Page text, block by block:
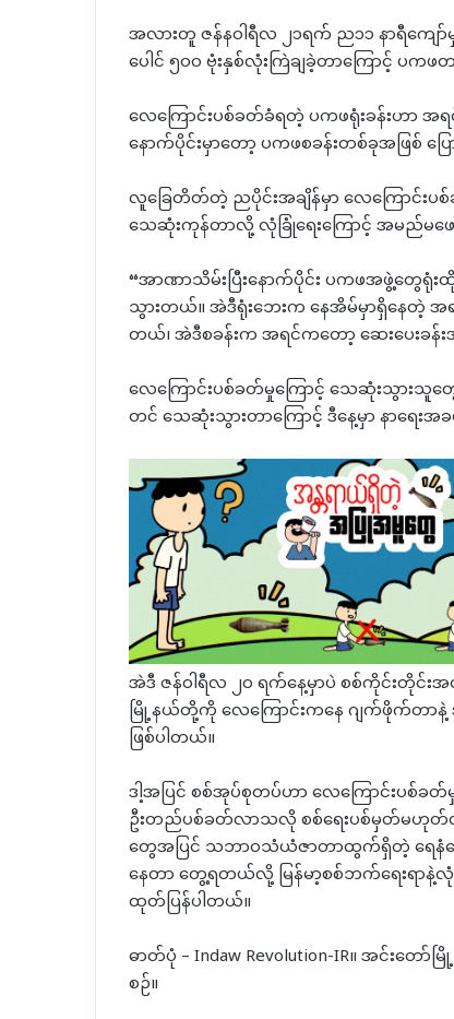
အလားတူ ဇန်နဝါရီလ ၂၁ရက် ည၁၁ နာရီကျ
ပေါင် ၅၀၀ ဗုံးနှစ်လုံးကြဲချခဲ့တာကြောင့် ပ
လေကြောင်းပစ်ခတ်ခံရတဲ့ ပကဖရုံးခန်းဟာ အရ
နောက်ပိုင်းမှာတော့ ပကဖစခန်းတစ်ခုအဖြစ်
လူခြေတိတ်တဲ့ ညပိုင်းအချိန်မှာ လေကြောင်း
သေဆုံးကုန်တာလို့ လုံခြုံရေးကြောင့် အမည်မဖ
“အာဏာသိမ်းပြီးနောက်ပိုင်း ပကဖအဖွဲ့တွေရုံး
သွားတယ်။ အဲဒီရုံးဘေးက နေအိမ်မှာရှိနေတဲ့ အ
တယ်၊ အဲဒီစခန်းက အရင်ကတော့ ဆေးပေးခန်း
လေကြောင်းပစ်ခတ်မှုကြောင့် သေဆုံးသွားသူ
တင် သေဆုံးသွားတာကြောင့် ဒီနေ့မှာ နာရေ
အဲဒီ ဇန်ဝါရီလ ၂၀ ရက်နေ့မှာပဲ စစ်ကိုင်းတိုင်
မြို့နယ်တို့ကို လေကြောင်းကနေ ဂျက်ဖိုက်တ
ဖြစ်ပါတယ်။
ဒါ့အပြင် စစ်အုပ်စုတပ်ဟာ လေကြောင်းပစ်ခ
ဦးတည်ပစ်ခတ်လာသလို စစ်ရေးပစ်မှတ်မဟုတ်တဲ့ စာ
တွေအပြင် သဘာဝသံယံဇာတာထွက်ရှိတဲ့ ရေနံမှေ
နေတာ တွေ့ရတယ်လို့ မြန်မာ့စစ်ဘက်ရေးရာနဲ့
ထုတ်ပြန်ပါတယ်။
ဓာတ်ပုံ – Indaw Revolution-IR။ အင်းတ
စဉ်။